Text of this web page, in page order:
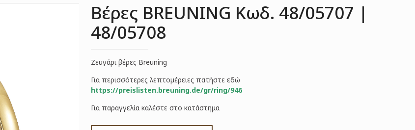
Βέρες BREUNING Κωδ. 48/05707 |
48/05708
Ζευγάρι βέρες Breuning
Για περισσότερες λεπτομέρειες πατήστε εδώ
https://preislisten.breuning.de/gr/ring/946
Για παραγγελία καλέστε στο κατάστημα